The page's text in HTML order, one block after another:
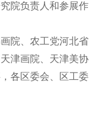
院负责人和参展作
院、农工党河北省
津画院、天津美协
各区委会、区工委